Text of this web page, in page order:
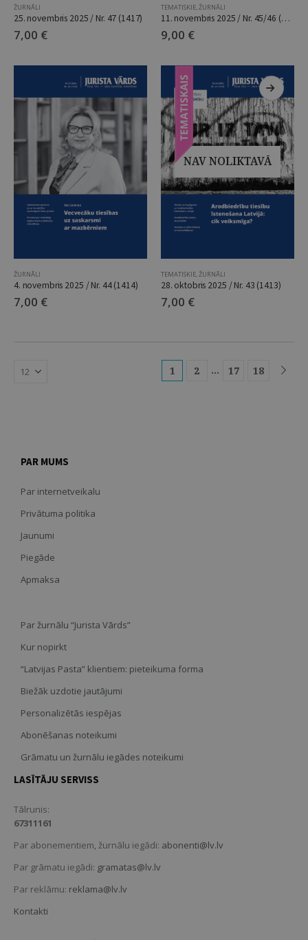
ŽURNĀLI
25. novembris 2025 / Nr. 47 (1417)
7,00 €
TEMATISKIE,ŽURNĀLI
11. novembris 2025 / Nr. 45/46 (1415/1416)
9,00 €
ŽURNĀLI
4. novembris 2025 / Nr. 44 (1414)
7,00 €
NAV NOLIKTAVĀ
TEMATISKIE,ŽURNĀLI
28. oktobris 2025 / Nr. 43 (1413)
7,00 €
1 2 … 17 18
PAR MUMS
Par internetveikalu
Privātuma politika
Jaunumi
Piegāde
Apmaksa
Par žurnālu “Jurista Vārds”
Kur nopirkt
“Latvijas Pasta” klientiem: pieteikuma forma
Biežāk uzdotie jautājumi
Personalizētās iespējas
Abonēšanas noteikumi
Grāmatu un žurnālu iegādes noteikumi
LASĪTĀJU SERVISS
Tālrunis:
67311161
Par abonementiem, žurnālu iegādi: abonenti@lv.lv
Par grāmatu iegādi: gramatas@lv.lv
Par reklāmu: reklama@lv.lv
Kontakti